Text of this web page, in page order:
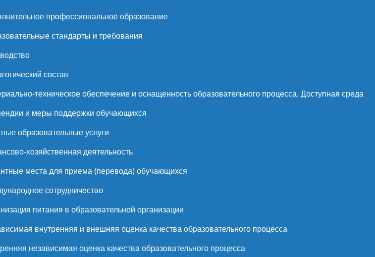
профессиональное образование
стандарты и требования
состав
техническое обеспечение и оснащенность образовательного процесса. Доступная среда
и меры поддержки обучающихся
образовательные услуги
хозяйственная деятельность
места для приема (перевода) обучающихся
сотрудничество
питания в образовательной организации
внутренняя и внешняя оценка качества образовательного процесса
независимая оценка качества образовательного процесса